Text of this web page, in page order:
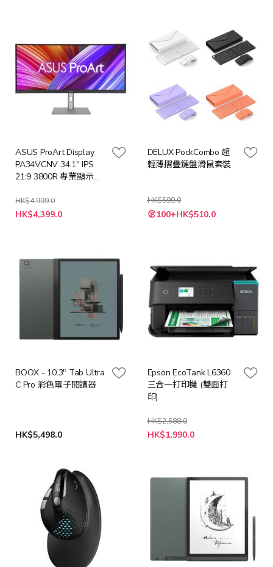
ASUS ProArt Display
PA34VCNV 34.1'' IPS
21:9 3800R 專業顯示器
MON)
HK$4,999.0
特
殊
HK$4,399.0
DELUX PockCombo 超
輕薄摺疊鍵盤滑鼠套裝
HK$599.0
100+HK$510.0
BOOX - 10.3" Tab Ultra
C Pro 彩色電子閱讀器
HK$5,498.0
Epson EcoTank L6360
三合一打印機 (雙面打
印)
HK$2,588.0
特
殊
HK$1,990.0